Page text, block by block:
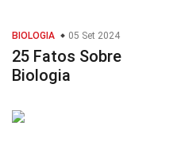
BIOLOGIA 05 Set 2024
25 Fatos Sobre
Biologia